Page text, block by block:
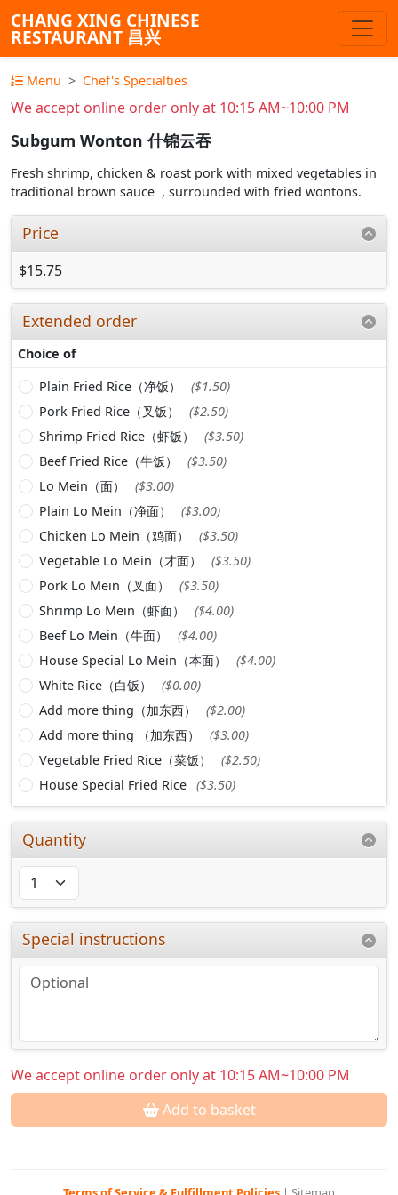
CHANG XING CHINESE
RESTAURANT 昌兴
Menu Chef's Specialties
We accept online order only at 10:15 AM~10:00 PM
Subgum Wonton 什锦云吞
Fresh shrimp, chicken & roast pork with mixed vegetables in
traditional brown sauce , surrounded with fried wontons.
Price
$15.75
Extended order
Choice of
Plain Fried Rice（净饭）
($1.50)
Pork Fried Rice（叉饭）
($2.50)
Shrimp Fried Rice（虾饭）
($3.50)
Beef Fried Rice（牛饭）
($3.50)
Lo Mein（面）
($3.00)
Plain Lo Mein（净面）
($3.00)
Chicken Lo Mein（鸡面）
($3.50)
Vegetable Lo Mein（才面）
($3.50)
Pork Lo Mein（叉面）
($3.50)
Shrimp Lo Mein（虾面）
($4.00)
Beef Lo Mein（牛面）
($4.00)
House Special Lo Mein（本面）
($4.00)
White Rice（白饭）
($0.00)
Add more thing（加东西）
($2.00)
Add more thing （加东西）
($3.00)
Vegetable Fried Rice（菜饭）
($2.50)
House Special Fried Rice ($3.50)
Quantity
Special instructions
We accept online order only at 10:15 AM~10:00 PM
Add to basket